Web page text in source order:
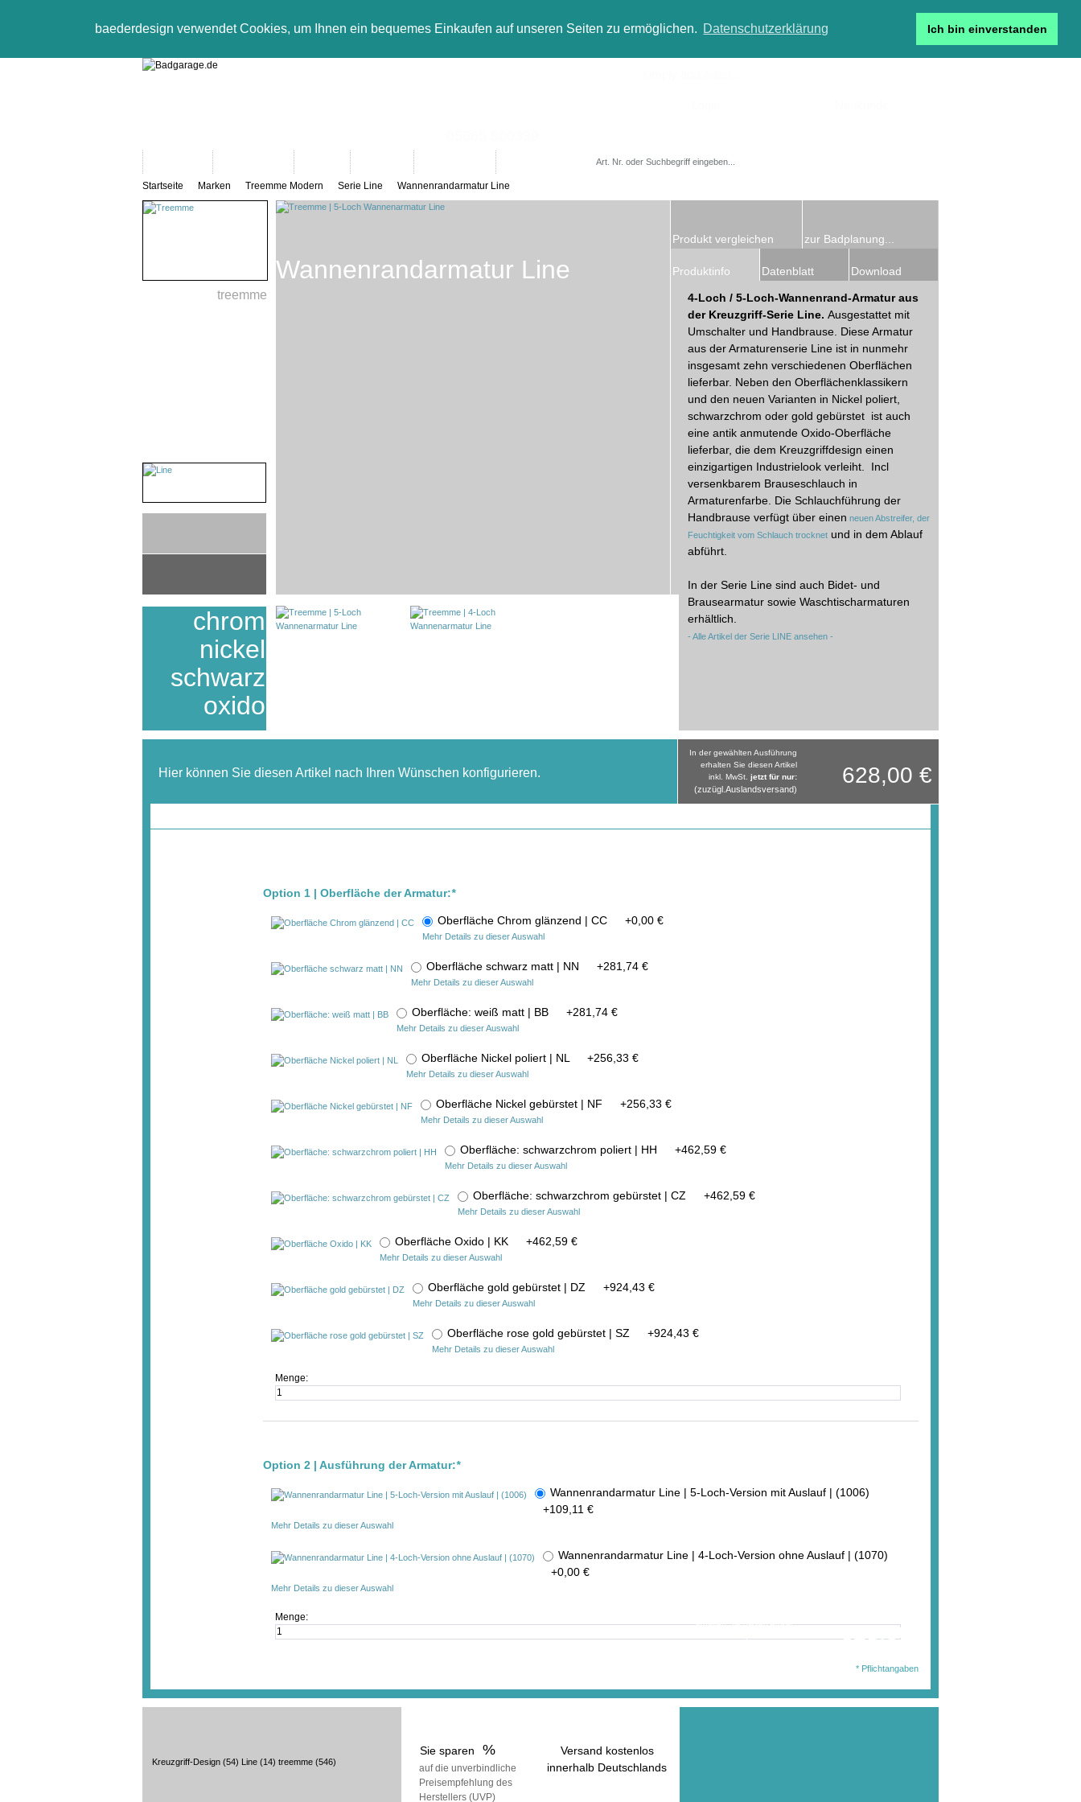
baederdesign verwendet Cookies, um Ihnen ein bequemes Einkaufen auf unseren Seiten zu ermöglichen. Datenschutzerklärung Ich bin einverstanden
Startseite Marken Treemme Modern Serie Line Wannenrandarmatur Line
treemme
chrom
nickel
schwarz
oxido
Wannenrandarmatur Line
Produkt vergleichen zur Badplanung...
Produktinfo Datenblatt Download
4-Loch / 5-Loch-Wannenrand-Armatur aus
der Kreuzgriff-Serie Line. Ausgestattet mit
Umschalter und Handbrause. Diese Armatur
aus der Armaturenserie Line ist in nunmehr
insgesamt zehn verschiedenen Oberflächen
lieferbar. Neben den Oberflächenklassikern
und den neuen Varianten in Nickel poliert,
schwarzchrom oder gold gebürstet ist auch
eine antik anmutende Oxido-Oberfläche
lieferbar, die dem Kreuzgriffdesign einen
einzigartigen Industrielook verleiht. Incl
versenkbarem Brauseschlauch in
Armaturenfarbe. Die Schlauchführung der
Handbrause verfügt über einen neuen Abstreifer, der
Feuchtigkeit vom Schlauch trocknet und in dem Ablauf
abführt.
In der Serie Line sind auch Bidet- und
Brausearmatur sowie Waschtischarmaturen
erhältlich.
- Alle Artikel der Serie LINE ansehen -
Hier können Sie diesen Artikel nach Ihren Wünschen konfigurieren.
In der gewählten Ausführung
erhalten Sie diesen Artikel
inkl. MwSt. jetzt für nur:
(zuzügl.Auslandsversand)
628,00 €
Option 1 | Oberfläche der Armatur:*
Oberfläche Chrom glänzend | CC +0,00 €
Mehr Details zu dieser Auswahl
Oberfläche schwarz matt | NN +281,74 €
Mehr Details zu dieser Auswahl
Oberfläche: weiß matt | BB +281,74 €
Mehr Details zu dieser Auswahl
Oberfläche Nickel poliert | NL +256,33 €
Mehr Details zu dieser Auswahl
Oberfläche Nickel gebürstet | NF +256,33 €
Mehr Details zu dieser Auswahl
Oberfläche: schwarzchrom poliert | HH +462,59 €
Mehr Details zu dieser Auswahl
Oberfläche: schwarzchrom gebürstet | CZ +462,59 €
Mehr Details zu dieser Auswahl
Oberfläche Oxido | KK +462,59 €
Mehr Details zu dieser Auswahl
Oberfläche gold gebürstet | DZ +924,43 €
Mehr Details zu dieser Auswahl
Oberfläche rose gold gebürstet | SZ +924,43 €
Mehr Details zu dieser Auswahl
Menge:
Option 2 | Ausführung der Armatur:*
Wannenrandarmatur Line | 5-Loch-Version mit Auslauf | (1006)
+109,11 €
Mehr Details zu dieser Auswahl
Wannenrandarmatur Line | 4-Loch-Version ohne Auslauf | (1070)
+0,00 €
Mehr Details zu dieser Auswahl
Menge:
* Pflichtangaben
Sie sparen %
auf die unverbindliche
Preisempfehlung des
Herstellers (UVP)
Versand kostenlos
innerhalb Deutschlands
erhalten Sie diesen Artikel
628,00 €
Kreuzgriff-Design (54) Line (14) treemme (546)